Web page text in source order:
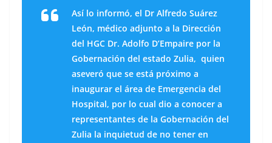
Así lo informó, el Dr Alfredo Suárez
León, médico adjunto a la Dirección
del HGC Dr. Adolfo D’Empaire por la
Gobernación del estado Zulia, quien
aseveró que se está próximo a
inaugurar el área de Emergencia del
Hospital, por lo cual dio a conocer a
representantes de la Gobernación del
Zulia la inquietud de no tener en